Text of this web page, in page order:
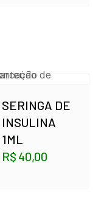
SERINGA DE
INSULINA
1ML
R$ 40,00